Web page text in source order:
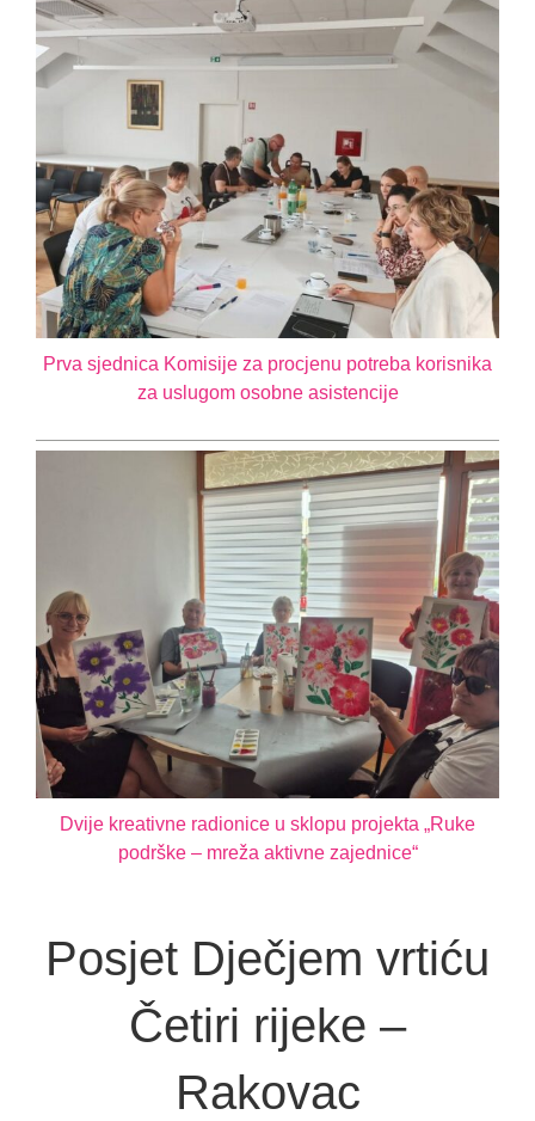
Prva sjednica Komisije za procjenu potreba korisnika
za uslugom osobne asistencije
Dvije kreativne radionice u sklopu projekta „Ruke
podrške – mreža aktivne zajednice“
Posjet Dječjem vrtiću
Četiri rijeke –
Rakovac